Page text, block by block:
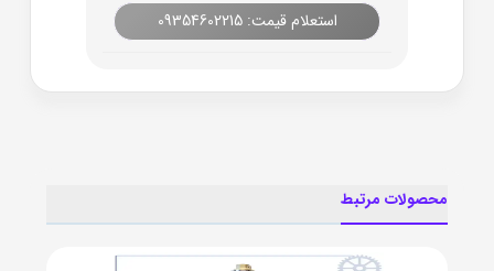
استعلام قیمت: 09354602215
محصولات مرتبط